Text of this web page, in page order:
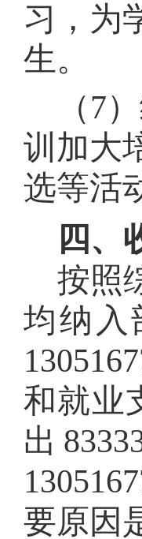
习，为
生。
（7
训加大
选等活
四、
按照
均纳入
和就业
出
要原因